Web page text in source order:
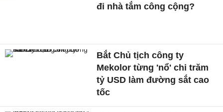
đi nhà tắm công cộng?
Bắt Chủ tịch công ty
Mekolor từng 'nổ' chi trăm
tỷ USD làm đường sắt cao
tốc